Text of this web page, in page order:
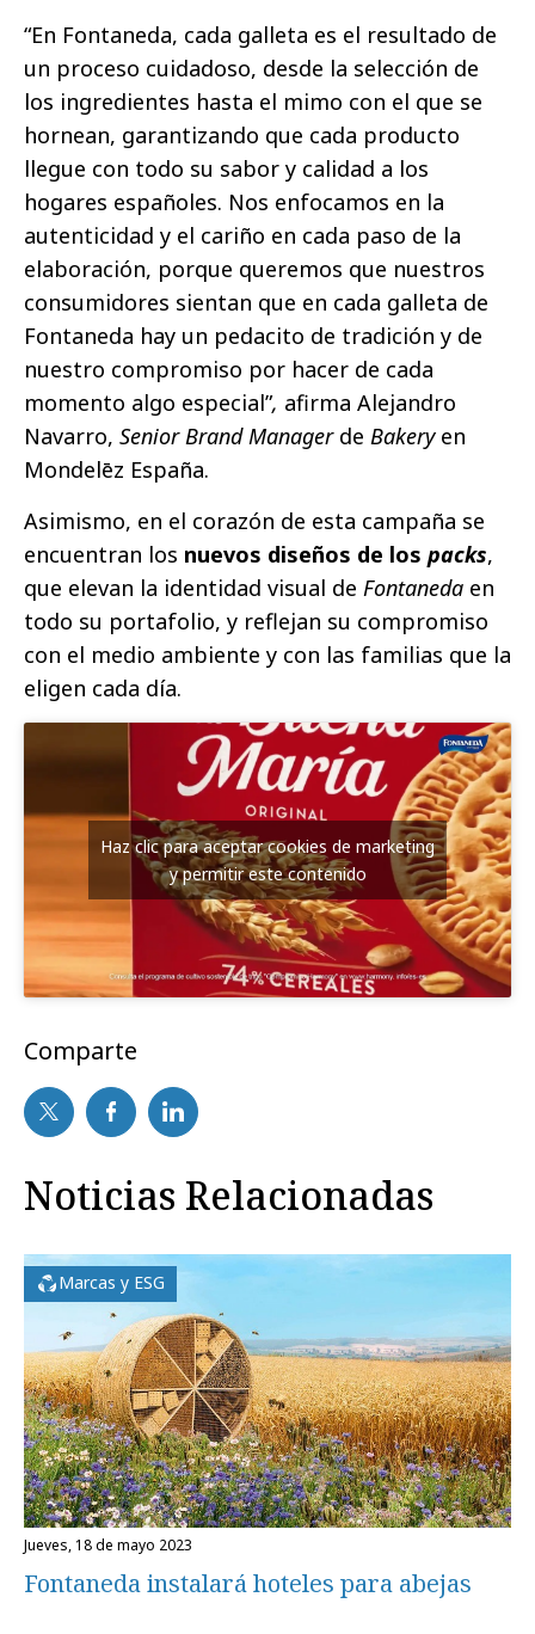
“En Fontaneda, cada galleta es el resultado de
un proceso cuidadoso, desde la selección de
los ingredientes hasta el mimo con el que se
hornean, garantizando que cada producto
llegue con todo su sabor y calidad a los
hogares españoles. Nos enfocamos en la
autenticidad y el cariño en cada paso de la
elaboración, porque queremos que nuestros
consumidores sientan que en cada galleta de
Fontaneda hay un pedacito de tradición y de
nuestro compromiso por hacer de cada
momento algo especial”, afirma Alejandro
Navarro, Senior Brand Manager de Bakery en
Mondelēz España.
Asimismo, en el corazón de esta campaña se
encuentran los nuevos diseños de los packs,
que elevan la identidad visual de Fontaneda en
todo su portafolio, y reflejan su compromiso
con el medio ambiente y con las familias que la
eligen cada día.
Haz clic para aceptar cookies de marketing
y permitir este contenido
Comparte
Noticias Relacionadas
Marcas y ESG
jueves, 18 de mayo 2023
Fontaneda instalará hoteles para abejas